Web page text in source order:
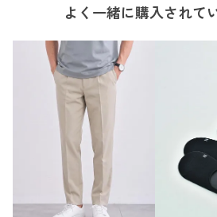
よく一緒に購入されて